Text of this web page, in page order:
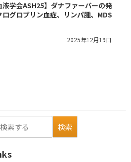
液学会ASH25】ダナファーバーの発
ログロブリン血症、リンパ腫、MDS
2025年12月19日